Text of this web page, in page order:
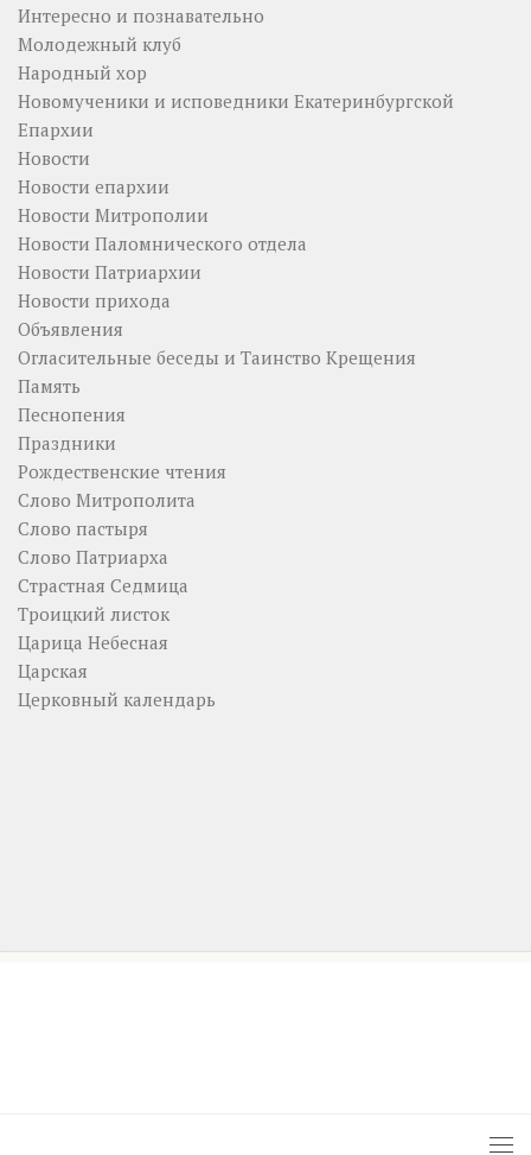
Интересно и познавательно
Молодежный клуб
Народный хор
Новомученики и исповедники Екатеринбургской
Епархии
Новости
Новости епархии
Новости Митрополии
Новости Паломнического отдела
Новости Патриархии
Новости прихода
Объявления
Огласительные беседы и Таинство Крещения
Память
Песнопения
Праздники
Рождественские чтения
Слово Митрополита
Слово пастыря
Слово Патриарха
Страстная Седмица
Троицкий листок
Царица Небесная
Царская
Церковный календарь